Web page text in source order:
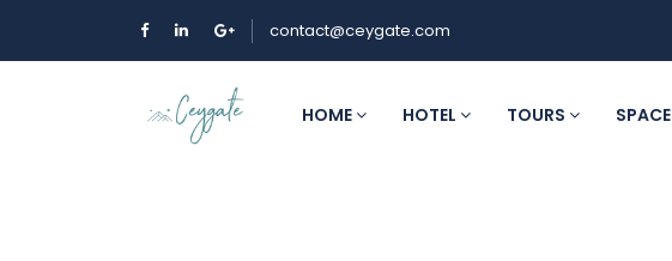
contact@ceygate.com
HOME HOTEL TOURS SPACE